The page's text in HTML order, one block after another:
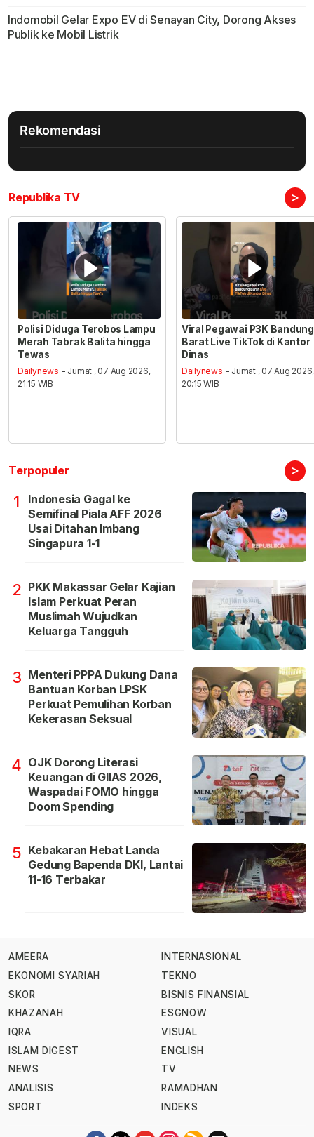
Indomobil Gelar Expo EV di Senayan City, Dorong Akses
Publik ke Mobil Listrik
Rekomendasi
Republika TV >
Polisi Diduga Terobos Lampu
Merah Tabrak Balita hingga
Tewas
Dailynews - Jumat , 07 Aug 2026,
21:15 WIB
Viral Pegawai P3K Bandung
Barat Live TikTok di Kantor
Dinas
Dailynews - Jumat , 07 Aug 2026,
20:15 WIB
Terpopuler >
1
Indonesia Gagal ke
Semifinal Piala AFF 2026
Usai Ditahan Imbang
Singapura 1-1
2 PKK Makassar Gelar Kajian
Islam Perkuat Peran
Muslimah Wujudkan
Keluarga Tangguh
3 Menteri PPPA Dukung Dana
Bantuan Korban LPSK
Perkuat Pemulihan Korban
Kekerasan Seksual
4 OJK Dorong Literasi
Keuangan di GIIAS 2026,
Waspadai FOMO hingga
Doom Spending
5 Kebakaran Hebat Landa
Gedung Bapenda DKI, Lantai
11-16 Terbakar
AMEERA
EKONOMI SYARIAH
SKOR
KHAZANAH
IQRA
ISLAM DIGEST
NEWS
ANALISIS
SPORT
INTERNASIONAL
TEKNO
BISNIS FINANSIAL
ESGNOW
VISUAL
ENGLISH
TV
RAMADHAN
INDEKS